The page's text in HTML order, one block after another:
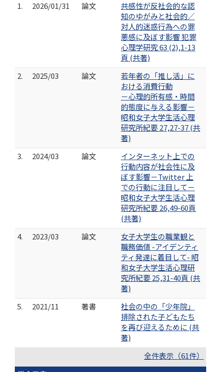
1.
2026/01/31 論文
共感性が反社会的な認
知のゆがみと社会的／
対人的迷惑行為への罪
悪感に及ぼす影響 犯罪
心理学研究 63 (2),1-13
頁 (共著)
2.
2025/03 論文
若年者の「推し活」に
おける消費行動
－心理的所有感・時間
的態度に与える影響－
昭和女子大学生活心理
研究所紀要 27,27-37 (共
著)
3.
2024/03 論文
インターネット上での
行動内容が社会性に及
ぼす影響－Twitter 上
での行動に注目して－
昭和女子大学生活心理
研究所紀要 26,49-60頁
(共著)
4.
2023/03 論文
女子大学生の職業観と
職務価値 -アイデンティ
ティ発達に着目して- 昭
和女子大学生活心理研
究所紀要 25,31-40頁 (共
著)
5.
2021/11 著書
社会の中の「少年院」
排除された子どもたち
を再び迎えるために (共
著)
全件表示（61件）